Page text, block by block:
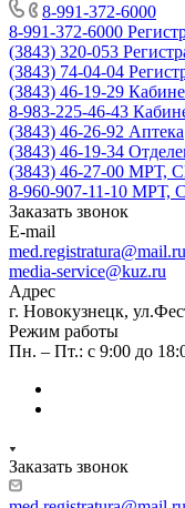
8-991-372-6000
8-991-372-6000
(3843) 320-053
(3843) 74-04-04
(3843) 46-19-29
8-983-225-46-43
(3843) 46-26-92 Аптека
(3843) 46-19-34
(3843) 46-27-00 МРТ,
8-960-907-11-10 МРТ,
Заказать звонок
E-mail
med.registratura@mail.ru
media-service@kuz.ru
Адрес
г. Новокузнецк,
Режим работы
Пн. – Пт.: с 9:00 до
Заказать звонок